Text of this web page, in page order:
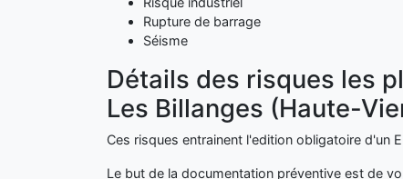
Rupture de barrage
Séisme
Détails des risques les
Les Billanges (Haute-
Ces risques entrainent l'edition obligatoire d'un
Le but de la documentation préventive est de